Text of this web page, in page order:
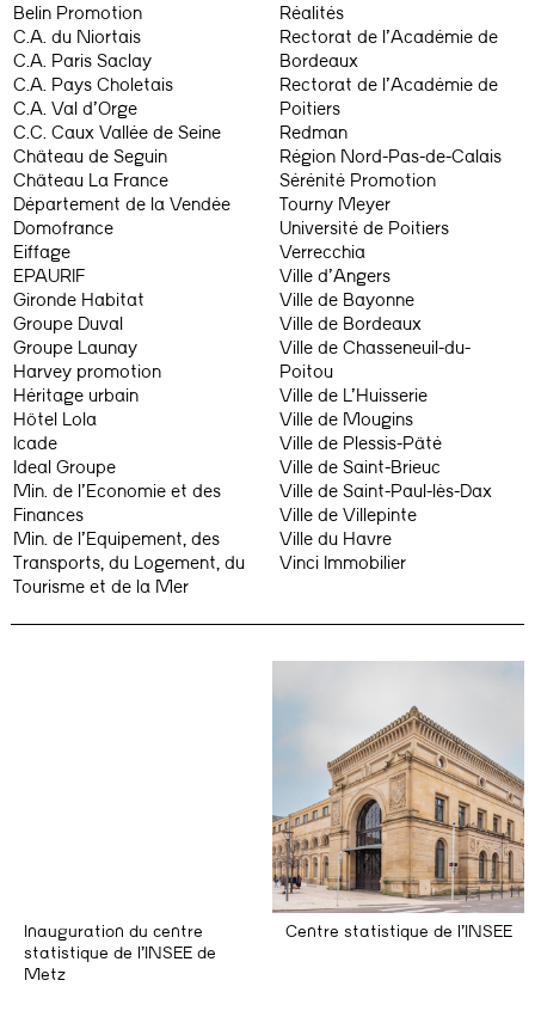
Belin Promotion
C.A. du Niortais
C.A. Paris Saclay
C.A. Pays Choletais
C.A. Val d’Orge
C.C. Caux Vallée de Seine
Château de Seguin
Château La France
Département de la Vendée
Domofrance
Eiffage
EPAURIF
Gironde Habitat
Groupe Duval
Groupe Launay
Harvey promotion
Héritage urbain
Hôtel Lola
Icade
Ideal Groupe
Min. de l’Economie et des
Finances
Min. de l’Equipement, des
Transports, du Logement, du
Tourisme et de la Mer
Réalités
Rectorat de l’Académie de
Bordeaux
Rectorat de l’Académie de
Poitiers
Redman
Région Nord-Pas-de-Calais
Sérénité Promotion
Tourny Meyer
Université de Poitiers
Verrecchia
Ville d’Angers
Ville de Bayonne
Ville de Bordeaux
Ville de Chasseneuil-du-
Poitou
Ville de L’Huisserie
Ville de Mougins
Ville de Plessis-Pâté
Ville de Saint-Brieuc
Ville de Saint-Paul-lès-Dax
Ville de Villepinte
Ville du Havre
Vinci Immobilier
Inauguration du centre
statistique de l’INSEE de
Metz
Centre statistique de l’INSEE